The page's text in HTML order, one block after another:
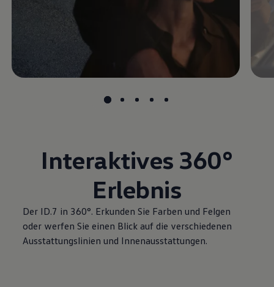
Interaktives 360°
Erlebnis
Der ID.7 in 360°. Erkunden Sie Farben und Felgen
oder werfen Sie einen Blick auf die verschiedenen
Ausstattungslinien und Innenausstattungen.